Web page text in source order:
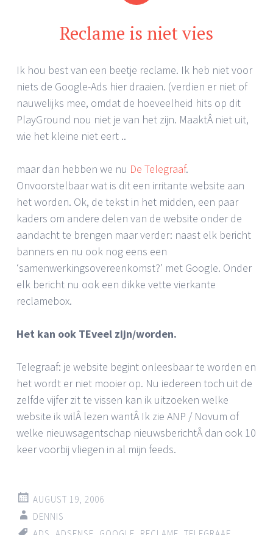
Reclame is niet vies
Ik hou best van een beetje reclame. Ik heb niet voor
niets de Google-Ads hier draaien. (verdien er niet of
nauwelijks mee, omdat de hoeveelheid hits op dit
PlayGround nou niet je van het zijn. MaaktÂ niet uit,
wie het kleine niet eert ..
maar dan hebben we nu De Telegraaf.
Onvoorstelbaar wat is dit een irritante website aan
het worden. Ok, de tekst in het midden, een paar
kaders om andere delen van de website onder de
aandacht te brengen maar verder: naast elk bericht
banners en nu ook nog eens een
‘samenwerkingsovereenkomst?’ met Google. Onder
elk bericht nu ook een dikke vette vierkante
reclamebox.
Het kan ook TEveel zijn/worden.
Telegraaf: je website begint onleesbaar te worden en
het wordt er niet mooier op. Nu iedereen toch uit de
zelfde vijfer zit te vissen kan ik uitzoeken welke
website ik wilÂ lezen wantÂ Ik zie ANP / Novum of
welke nieuwsagentschap nieuwsberichtÂ dan ook 10
keer voorbij vliegen in al mijn feeds.
AUGUST 19, 2006
DENNIS